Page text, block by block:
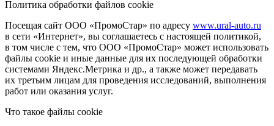
Политика обработки файлов cookie
Посещая сайт ООО «ПромоСтар» по адресу www.ural-auto.ru
в сети «Интернет», вы соглашаетесь с настоящей политикой,
в том числе с тем, что ООО «ПромоСтар» может использовать
файлы cookie и иные данные для их последующей обработки
системами Яндекс.Метрика и др., а также может передавать
их третьим лицам для проведения исследований, выполнения
работ или оказания услуг.
Что такое файлы cookie